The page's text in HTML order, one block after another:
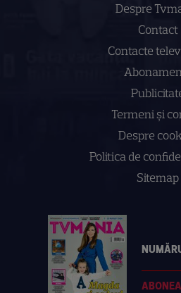
Despre
Contact
Contacte
Termeni și
Despre
Politica de
Sitemap